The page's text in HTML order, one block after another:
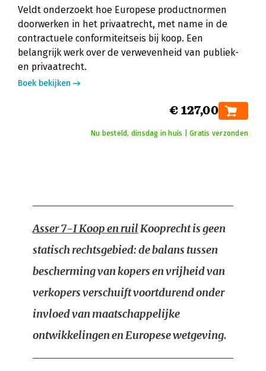
Veldt onderzoekt hoe Europese productnormen
doorwerken in het privaatrecht, met name in de
contractuele conformiteitseis bij koop. Een
belangrijk werk over de verwevenheid van publiek-
en privaatrecht.
Boek bekijken
€ 127,00
Nu besteld, dinsdag in huis | Gratis verzonden
Asser 7-I Koop en ruilKooprecht is geen
statisch rechtsgebied: de balans tussen
bescherming van kopers en vrijheid van
verkopers verschuift voortdurend onder
invloed van maatschappelijke
ontwikkelingen en Europese wetgeving.